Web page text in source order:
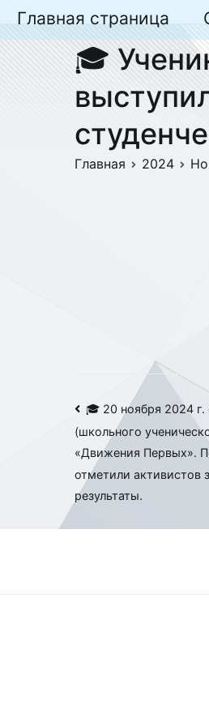
Перейти
содержимому
Главная страница
🎓
Главная 2024
по
записям
🎓 20 ноября 2024
(школьного
«Движения Первых».
отметили активистов
результаты.